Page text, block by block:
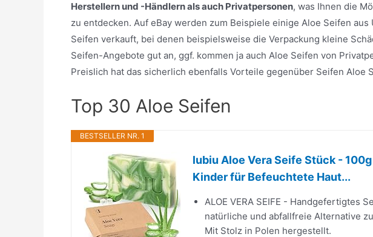
Herstellern und -Händlern als auch Privatpersonen, was Ihnen die
zu entdecken. Auf eBay werden zum Beispiele einige Aloe Seifen
Seifen verkauft, bei denen beispielsweise die Verpackung kleine
Seifen-Angebote gut an, ggf. kommen ja auch Aloe Seifen von
Preislich hat das sicherlich ebenfalls Vorteile gegenüber Seifen Aloe
Top 30 Aloe Seifen
BESTSELLER NR. 1
lubiu Aloe Vera Seife Stück -
Kinder für Befeuchtete Haut...
ALOE VERA SEIFE - Handgefertigtes
natürliche und abfallfreie Alternative
Mit Stolz in Polen hergestellt.